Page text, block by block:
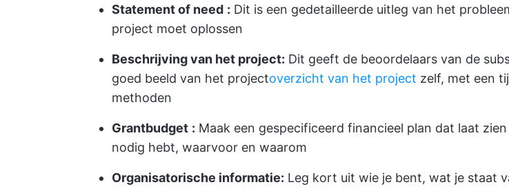
Statement of need : Dit is een gedetailleerde uitleg van het
project moet oplossen
Beschrijving van het project: Dit geeft de beoordelaars van de
goed beeld van het projectoverzicht van het project zelf, met een
methoden
Grantbudget : Maak een gespecificeerd financieel plan dat laat
nodig hebt, waarvoor en waarom
Organisatorische informatie: Leg kort uit wie je bent, wat je staat